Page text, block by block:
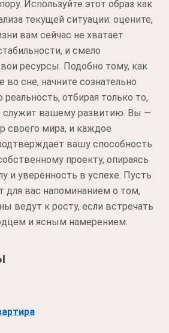
Используйте этот образ как
текущей ситуации: оцените,
вам сейчас не хватает
и смело
ресурсы. Подобно тому, как
сне, начните сознательно
отбирая только то,
служит вашему развитию. Вы —
своего мира, и каждое
вашу способность
проекту, опираясь
и уверенность в успехе. Пусть
для вас напоминанием о том,
ведут к росту, если встречать
и ясным намерением.